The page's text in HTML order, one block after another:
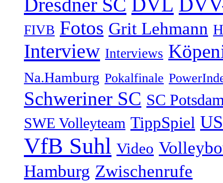
Dresdner SC DVL
FIVB Fotos Grit Lehmann
Interview Interviews
Na.Hamburg Pokalfinale
Schweriner SC SC
SWE Volleyteam TippSpiel
VfB Suhl Video
Hamburg Zwischenrufe